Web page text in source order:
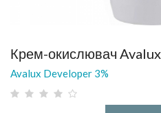
Крем-окислювач
Avalux Developer 3%